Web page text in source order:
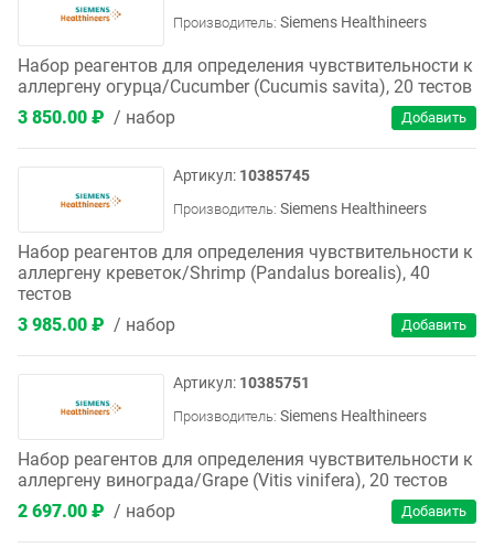
Производитель:Siemens Healthineers
Набор реагентов для определения чувствительности к
аллергену огурца/Cucumber (Cucumis savita), 20 тестов
3 850.00 ₽
набор
10385745
Производитель:Siemens Healthineers
Набор реагентов для определения чувствительности к
аллергену креветок/Shrimp (Pandalus borealis), 40
тестов
3 985.00 ₽
набор
10385751
Производитель:Siemens Healthineers
Набор реагентов для определения чувствительности к
аллергену винограда/Grape (Vitis vinifera), 20 тестов
2 697.00 ₽
набор